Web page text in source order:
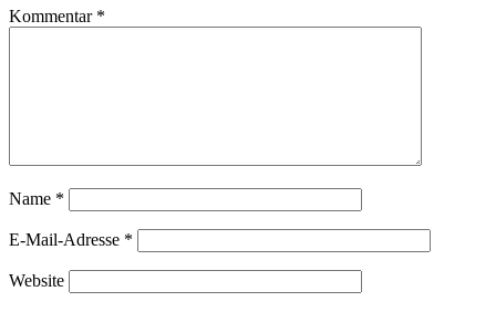
Kommentar *
Name *
E-Mail-Adresse *
Website